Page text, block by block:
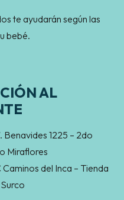
te ayudarán según las
bebé.
AL
Benavides 1225 – 2do
Miraflores
Caminos del Inca – Tienda
Surco